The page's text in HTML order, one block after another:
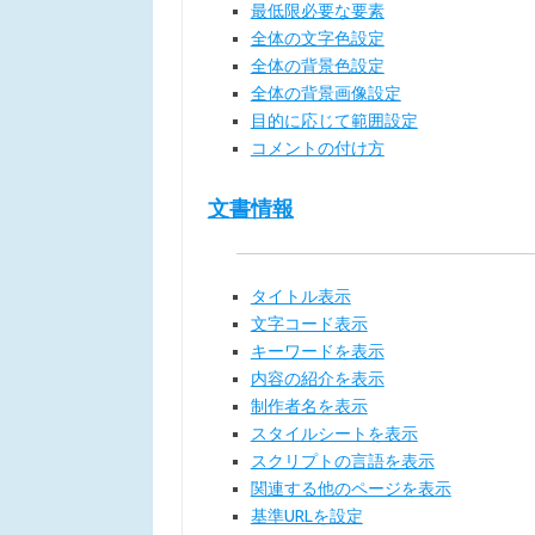
最低限必要な要素
全体の文字色設定
全体の背景色設定
全体の背景画像設定
目的に応じて範囲設定
コメントの付け方
文書情報
タイトル表示
文字コード表示
キーワードを表示
内容の紹介を表示
制作者名を表示
スタイルシートを表示
スクリプトの言語を表示
関連する他のページを表示
基準URLを設定